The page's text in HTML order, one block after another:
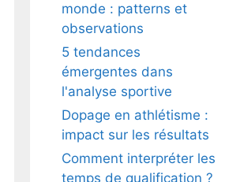
monde : patterns et
observations
5 tendances
émergentes dans
l'analyse sportive
Dopage en athlétisme :
impact sur les résultats
Comment interpréter les
temps de qualification ?